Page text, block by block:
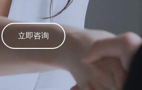
立即咨询